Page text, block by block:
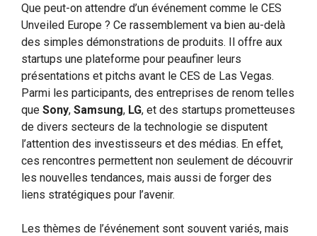
Que peut-on attendre d’un événement comme le CES
Unveiled Europe ? Ce rassemblement va bien au-delà
des simples démonstrations de produits. Il offre aux
startups une plateforme pour peaufiner leurs
présentations et pitchs avant le CES de Las Vegas.
Parmi les participants, des entreprises de renom telles
que Sony, Samsung, LG, et des startups prometteuses
de divers secteurs de la technologie se disputent
l’attention des investisseurs et des médias. En effet,
ces rencontres permettent non seulement de découvrir
les nouvelles tendances, mais aussi de forger des
liens stratégiques pour l’avenir.
Les thèmes de l’événement sont souvent variés, mais